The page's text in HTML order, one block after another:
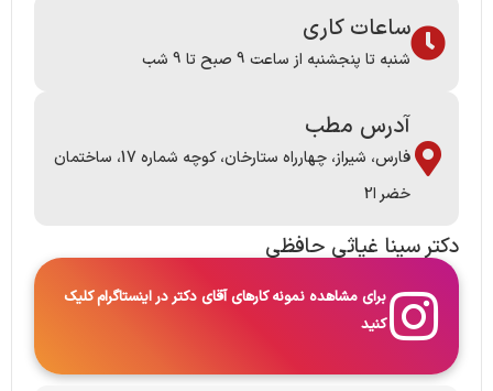
ساعات کاری
شنبه تا پنجشنبه از ساعت 9 صبح تا 9 شب
آدرس مطب
فارس، شیراز، چهارراه ستارخان، کوچه شماره 17، ساختمان
خضر ا2
دکتر سینا غیاثی حافظی
برای مشاهده نمونه کارهای آقای دکتر در اینستاگرام کلیک
کنید